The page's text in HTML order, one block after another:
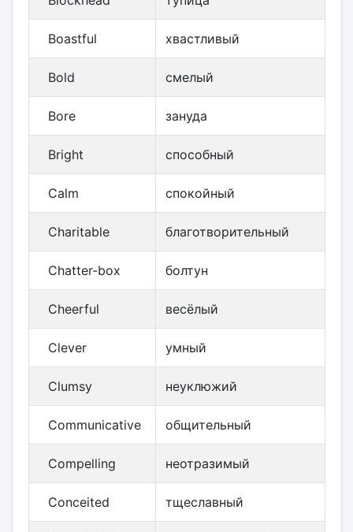
Boastful хвастливый
Bold смелый
Bore зануда
Bright способный
Calm спокойный
Charitable благотворительный
Chatter-box болтун
Cheerful весёлый
Clever умный
Clumsy неуклюжий
Communicative общительный
Compelling неотразимый
Conceited тщеславный